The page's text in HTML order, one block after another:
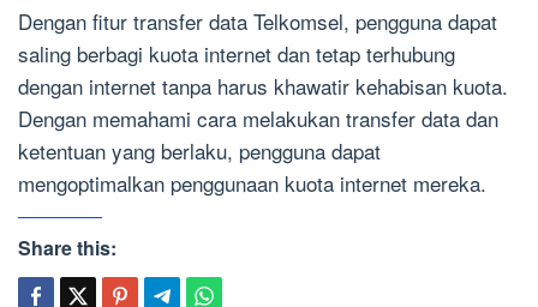
Dengan fitur transfer data Telkomsel, pengguna dapat
saling berbagi kuota internet dan tetap terhubung
dengan internet tanpa harus khawatir kehabisan kuota.
Dengan memahami cara melakukan transfer data dan
ketentuan yang berlaku, pengguna dapat
mengoptimalkan penggunaan kuota internet mereka.
Share this: